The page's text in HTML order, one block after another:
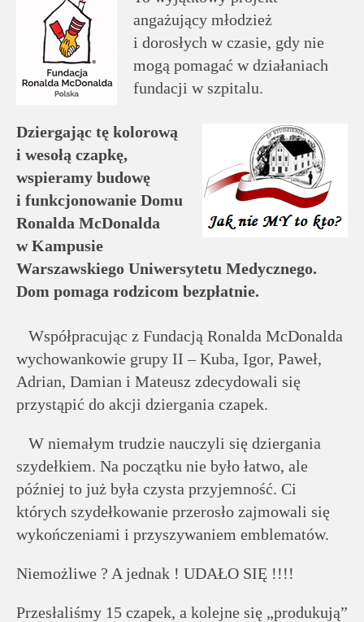
Dla
pracowników
Historia
Wirtualny
spacer
Mapa
strony
Deklaracja
dostępności
angażujący młodzież
i dorosłych w czasie, gdy nie
mogą pomagać w działaniach
fundacji w szpitalu.
Dziergając tę kolorową
i wesołą czapkę,
wspieramy budowę
i funkcjonowanie Domu
Ronalda McDonalda
w Kampusie
Warszawskiego Uniwersytetu Medycznego.
Dom pomaga rodzicom bezpłatnie.
Współpracując z Fundacją Ronalda McDonalda
wychowankowie grupy II – Kuba, Igor, Paweł,
Adrian, Damian i Mateusz zdecydowali się
przystąpić do akcji dziergania czapek.
W niemałym trudzie nauczyli się dziergania
szydełkiem. Na początku nie było łatwo, ale
później to już była czysta przyjemność. Ci
których szydełkowanie przerosło zajmowali się
wykończeniami i przyszywaniem emblematów.
Niemożliwe ? A jednak ! UDAŁO SIĘ !!!!
Przesłaliśmy 15 czapek, a kolejne się „produkują”